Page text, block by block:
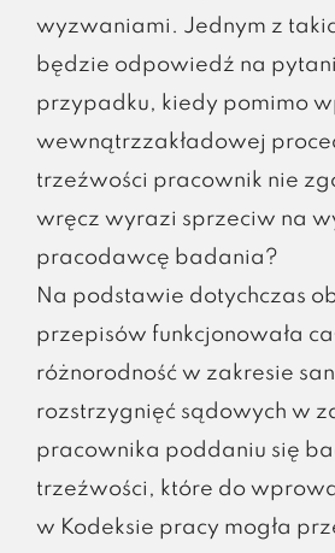
wyzwaniami. Jednym z
będzie odpowiedź na
przypadku, kiedy pomimo
wewnątrzzakładowej
trzeźwości pracownik nie
wręcz wyrazi sprzeciw na
pracodawcę badania?
Na podstawie dotychczas
przepisów funkcjonowała
różnorodność w zakresie
rozstrzygnięć sądowych w
pracownika poddaniu się
trzeźwości, które do
w Kodeksie pracy mogła